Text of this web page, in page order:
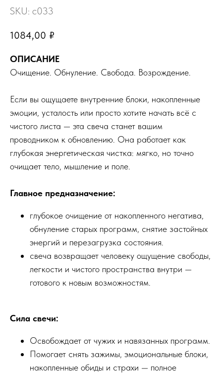
SKU: с033
1084,00 ₽
ОПИСАНИЕ
Очищение. Обнуление. Свобода. Возрождение.
Если вы ощущаете внутренние блоки, накопленные
эмоции, усталость или просто хотите начать всё с
чистого листа — эта свеча станет вашим
проводником к обновлению. Она работает как
глубокая энергетическая чистка: мягко, но точно
очищает тело, мышление и поле.
Главное предназначение:
глубокое очищение от накопленного негатива,
обнуление старых программ, снятие застойных
энергий и перезагрузка состояния.
свеча возвращает человеку ощущение свободы,
легкости и чистого пространства внутри —
готового к новым возможностям.
Сила свечи:
Освобождает от чужих и навязанных программ.
Помогает снять зажимы, эмоциональные блоки,
накопленные обиды и страхи — полное